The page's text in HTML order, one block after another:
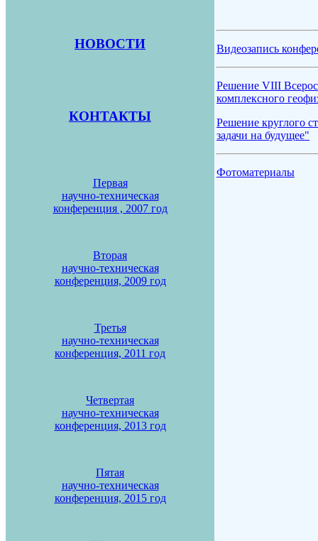
НОВОСТИ
КОНТАКТЫ
Первая
научно-техническая
конференция , 2007 год
Вторая
научно-техническая
конференция, 2009 год
Третья
научно-техническая
конференция, 2011 год
Четвертая
научно-техническая
конференция, 2013 год
Пятая
научно-техническая
конференция, 2015 год
Видеозапись
Решение VIII
комплексного
Решение круглого
задачи на будущее"
Фотоматериалы